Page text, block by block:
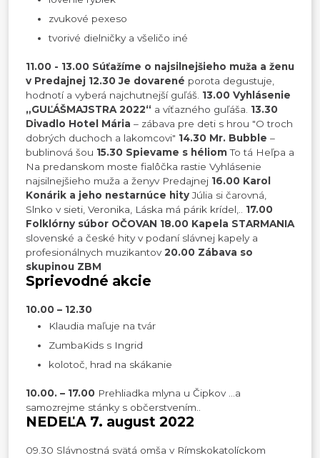
zvukové pexeso
tvorivé dielničky a všeličo iné
11.00 - 13.00 Súťažíme o najsilnejšieho muža a ženu
v Predajnej 12.30 Je dovarené porota degustuje,
hodnotí a vyberá najchutnejší guľáš. 13.00 Vyhlásenie
„GUĽÁŠMAJSTRA 2022“ a víťazného guľáša. 13.30
Divadlo Hotel Mária – zábava pre deti s hrou "O troch
dobrých duchoch a lakomcovi" 14.30 Mr. Bubble –
bublinová šou 15.30 Spievame s héliomTo tá Heľpa a
Na predanskom moste fialôčka rastie Vyhlásenie
najsilnejšieho muža a ženyv Predajnej 16.00 Karol
Konárik a jeho nestarnúce hityJúlia si čarovná,
Slnko v sieti, Veronika, Láska má párik krídel,.. 17.00
Folklórny súbor OČOVAN 18.00 Kapela STARMANIA
slovenské a české hity v podaní slávnej kapely a
profesionálnych muzikantov20.00 Zábava so
skupinou ZBM
Sprievodné akcie
10.00 – 12.30
Klaudia maľuje na tvár
ZumbaKids s Ingrid
kolotoč, hrad na skákanie
10.00. – 17.00 Prehliadka mlyna u Čipkov ...a
samozrejme stánky s občerstvením..
NEDEĽA 7. august 2022
09.30 Slávnostná svätá omša v Rímskokatolíckom